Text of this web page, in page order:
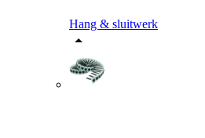
Hang & sluitwerk